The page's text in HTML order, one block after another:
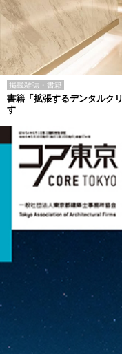
掲載雑誌・書籍
書籍「拡張するデンタルク
す